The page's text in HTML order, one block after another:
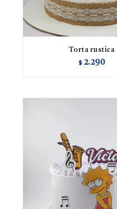
Torta rustica
$ 2.290